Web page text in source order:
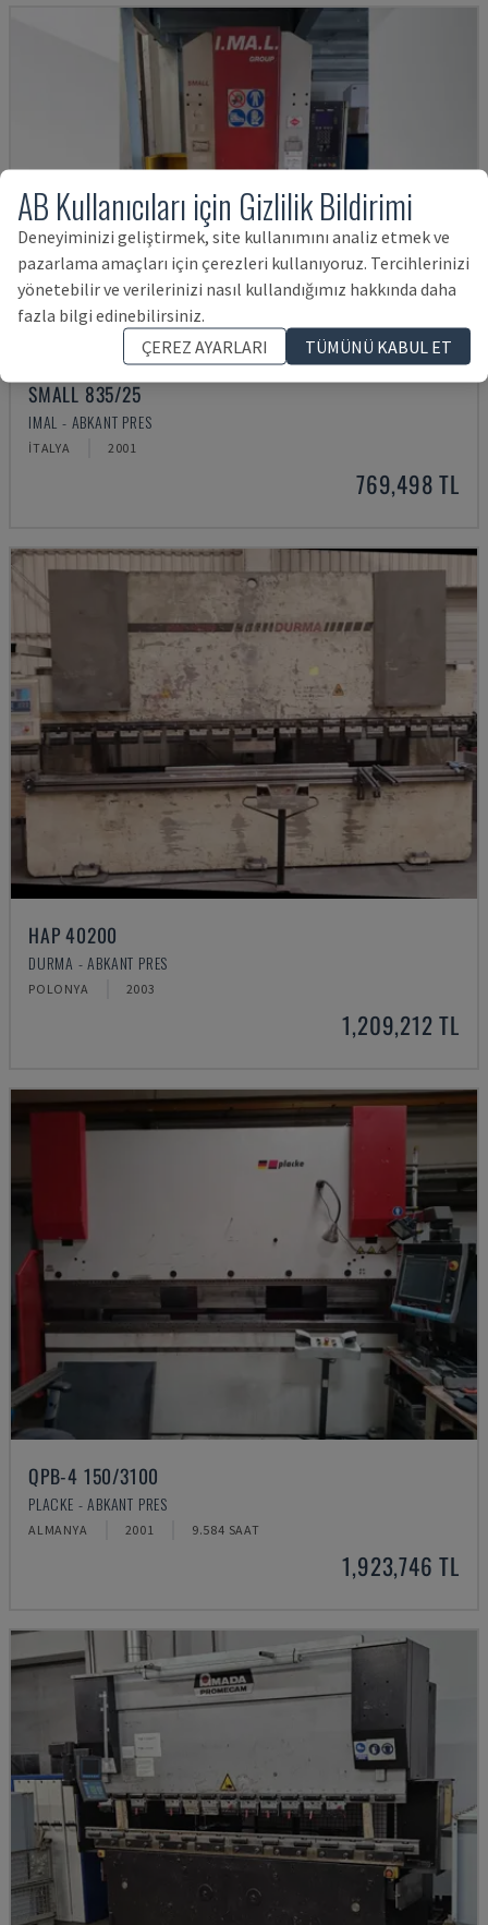
SMALL 835/25
IMAL - ABKANT PRES
İTALYA 2001
769,498 TL
HAP 40200
DURMA - ABKANT PRES
POLONYA 2003
1,209,212 TL
QPB-4 150/3100
PLACKE - ABKANT PRES
ALMANYA 2001 9.584 SAAT
1,923,746 TL
AB Kullanıcıları için Gizlilik Bildirimi
Deneyiminizi geliştirmek, site kullanımını analiz etmek ve
pazarlama amaçları için çerezleri kullanıyoruz. Tercihlerinizi
yönetebilir ve verilerinizi nasıl kullandığımız hakkında daha
fazla bilgi edinebilirsiniz.
ÇEREZ AYARLARI
TÜMÜNÜ KABUL ET